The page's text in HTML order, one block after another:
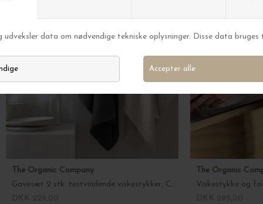
The Organic Company
Gavesæt 2 stk. testvindende viskestykker, Classic
The Organic
Viskestykke og